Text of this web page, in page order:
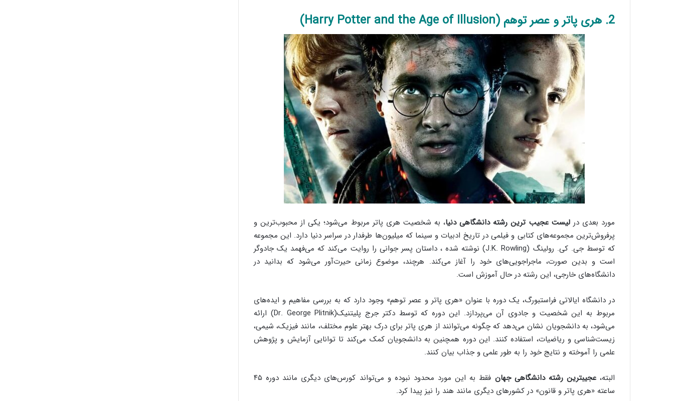
2. هری پاتر و عصر توهم (Harry Potter and the Age of Illusion)
مورد بعدی درلیست عجیب ترین رشته دانشگاهی دنیا، به شخصیت هری پاتر مربوط می‌شود؛ یکی از محبوب‌ترین و
پرفروش‌ترین مجموعه‌های کتابی و فیلمی در تاریخ ادبیات و سینما که میلیون‌ها طرفدار در سراسر دنیا دارد. این مجموعه
که توسط جی. کی. رولینگ (J.K. Rowling) نوشته شده ، داستان پسر جوانی را روایت می‌کند که می‌فهمد یک جادوگر
است و بدین صورت، ماجراجویی‌های خود را آغاز می‌کند. هرچند، موضوع زمانی حیرت‌آور می‌شود که بدانید در
دانشگاه‌های خارجی، این رشته در حال آموزش است.
در دانشگاه ایالاتی فراستبورگ، یک دوره با عنوان «هری پاتر و عصر توهم» وجود دارد که به بررسی مفاهیم و ایده‌های
مربوط به این شخصیت و جادوی آن می‌پردازد. این دوره که توسط دکتر جرج پلیتنیک(Dr. George Plitnik) ارائه
می‌شود، به دانشجویان نشان می‌دهد که چگونه می‌توانند از هری پاتر برای درک بهتر علوم مختلف، مانند فیزیک، شیمی،
زیست‌شناسی و ریاضیات، استفاده کنند. این دوره همچنین به دانشجویان کمک می‌کند تا توانایی آزمایش و پژوهش
علمی را آموخته و نتایج خود را به طور علمی و جذاب بیان کنند.
البته،عجیبترین رشته دانشگاهی جهان
فقط به این مورد محدود نبوده و می‌تواند کورس‌های دیگری مانند دوره ۴۵
ساعته «هری پاتر و قانون» در کشورهای دیگری مانند هند را نیز پیدا کرد.